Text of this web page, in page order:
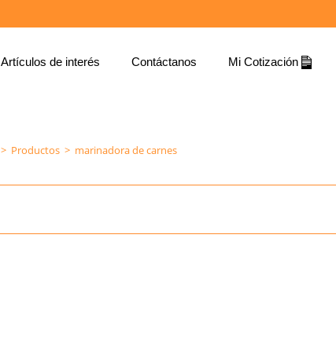
Artículos de interés Contáctanos Mi Cotización
> Productos > marinadora de carnes